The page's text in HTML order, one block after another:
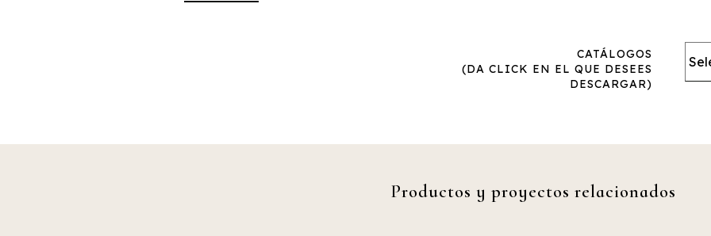
CATÁLOGOS
(DA CLICK EN EL QUE DESEES
DESCARGAR)
Productos y proyectos relacionados